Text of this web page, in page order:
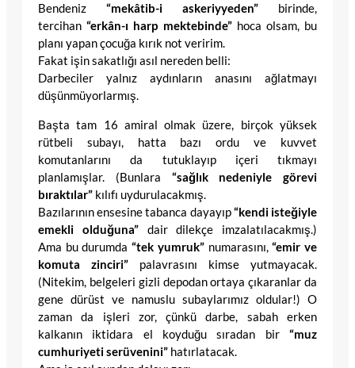
Bendeniz “mekâtib-i askeriyyeden” birinde,
tercihan“erkân-ı harp mektebinde” hoca olsam, bu
planı yapan çocuğa kırık not veririm.
Fakat işin sakatlığı asıl nereden belli:
Darbeciler yalnız aydınların anasını ağlatmayı
düşünmüyorlarmış.
Başta tam 16 amiral olmak üzere, birçok yüksek
rütbeli subayı, hatta bazı ordu ve kuvvet
komutanlarını da tutuklayıp içeri tıkmayı
planlamışlar. (Bunlara “sağlık nedeniyle görevi
bıraktılar” kılıfı uydurulacakmış.
Bazılarının ensesine tabanca dayayıp“kendi isteğiyle
emekli olduğuna” dair dilekçe imzalatılacakmış.)
Ama bu durumda“tek yumruk” numarasını,“emir ve
komuta zinciri” palavrasını kimse yutmayacak.
(Nitekim, belgeleri gizli depodan ortaya çıkaranlar da
gene dürüst ve namuslu subaylarımız oldular!) O
zaman da işleri zor, çünkü darbe, sabah erken
kalkanın iktidara el koyduğu sıradan bir “muz
cumhuriyeti serüvenini” hatırlatacak.